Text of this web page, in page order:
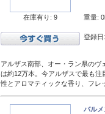
在庫有り: 9 重量:
登録
アルザス南部、オー・ラン県の
は約12万本。今アルザスで最も
性とアロマティックな香り、フレ
バル